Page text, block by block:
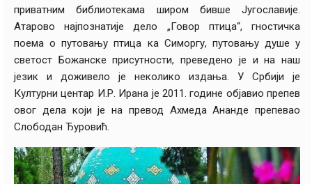
приватним библиотекама широм бивше Југославије.
Атарово најпознатије дело „Говор птица“, гностичка
поема о путовању птица ка Симоргу, путовању душе у
светост Божанске присутности, преведено је и на наш
језик и доживело је неколико издања. У Србији је
Културни центар И.Р. Ирана је 2011. године објавио препев
овог дела који је на превод Ахмеда Ананде препевао
Слободан Ђуровић.